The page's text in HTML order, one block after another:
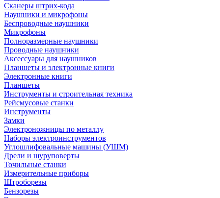
Сканеры штрих-кода
Наушники и микрофоны
Беспроводные наушники
Микрофоны
Полноразмерные наушники
Проводные наушники
Аксессуары для наушников
Планшеты и электронные книги
Электронные книги
Планшеты
Инструменты и строительная техника
Рейсмусовые станки
Инструменты
Замки
Электроножницы по металлу
Наборы электроинструментов
Углошлифовальные машины (УШМ)
Дрели и шуруповерты
Точильные станки
Измерительные приборы
Штроборезы
Бензорезы